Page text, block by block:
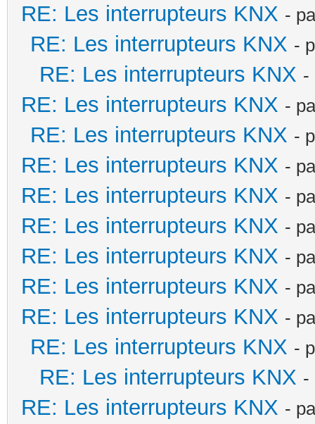
RE: Les interrupteurs KNX -
RE: Les interrupteurs KNX -
RE: Les interrupteurs KNX -
RE: Les interrupteurs KNX -
RE: Les interrupteurs KNX -
RE: Les interrupteurs KNX -
RE: Les interrupteurs KNX -
RE: Les interrupteurs KNX -
RE: Les interrupteurs KNX -
RE: Les interrupteurs KNX -
RE: Les interrupteurs KNX -
RE: Les interrupteurs KNX -
RE: Les interrupteurs KNX -
RE: Les interrupteurs KNX -